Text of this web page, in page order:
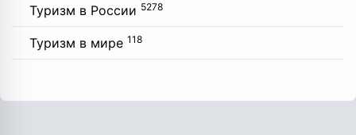
Туризм в России 5278
Туризм в мире 118